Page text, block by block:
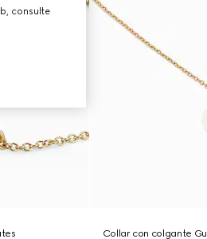
Collar con colgante
consulte